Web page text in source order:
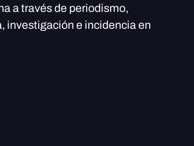
a través de periodismo,
investigación e incidencia en